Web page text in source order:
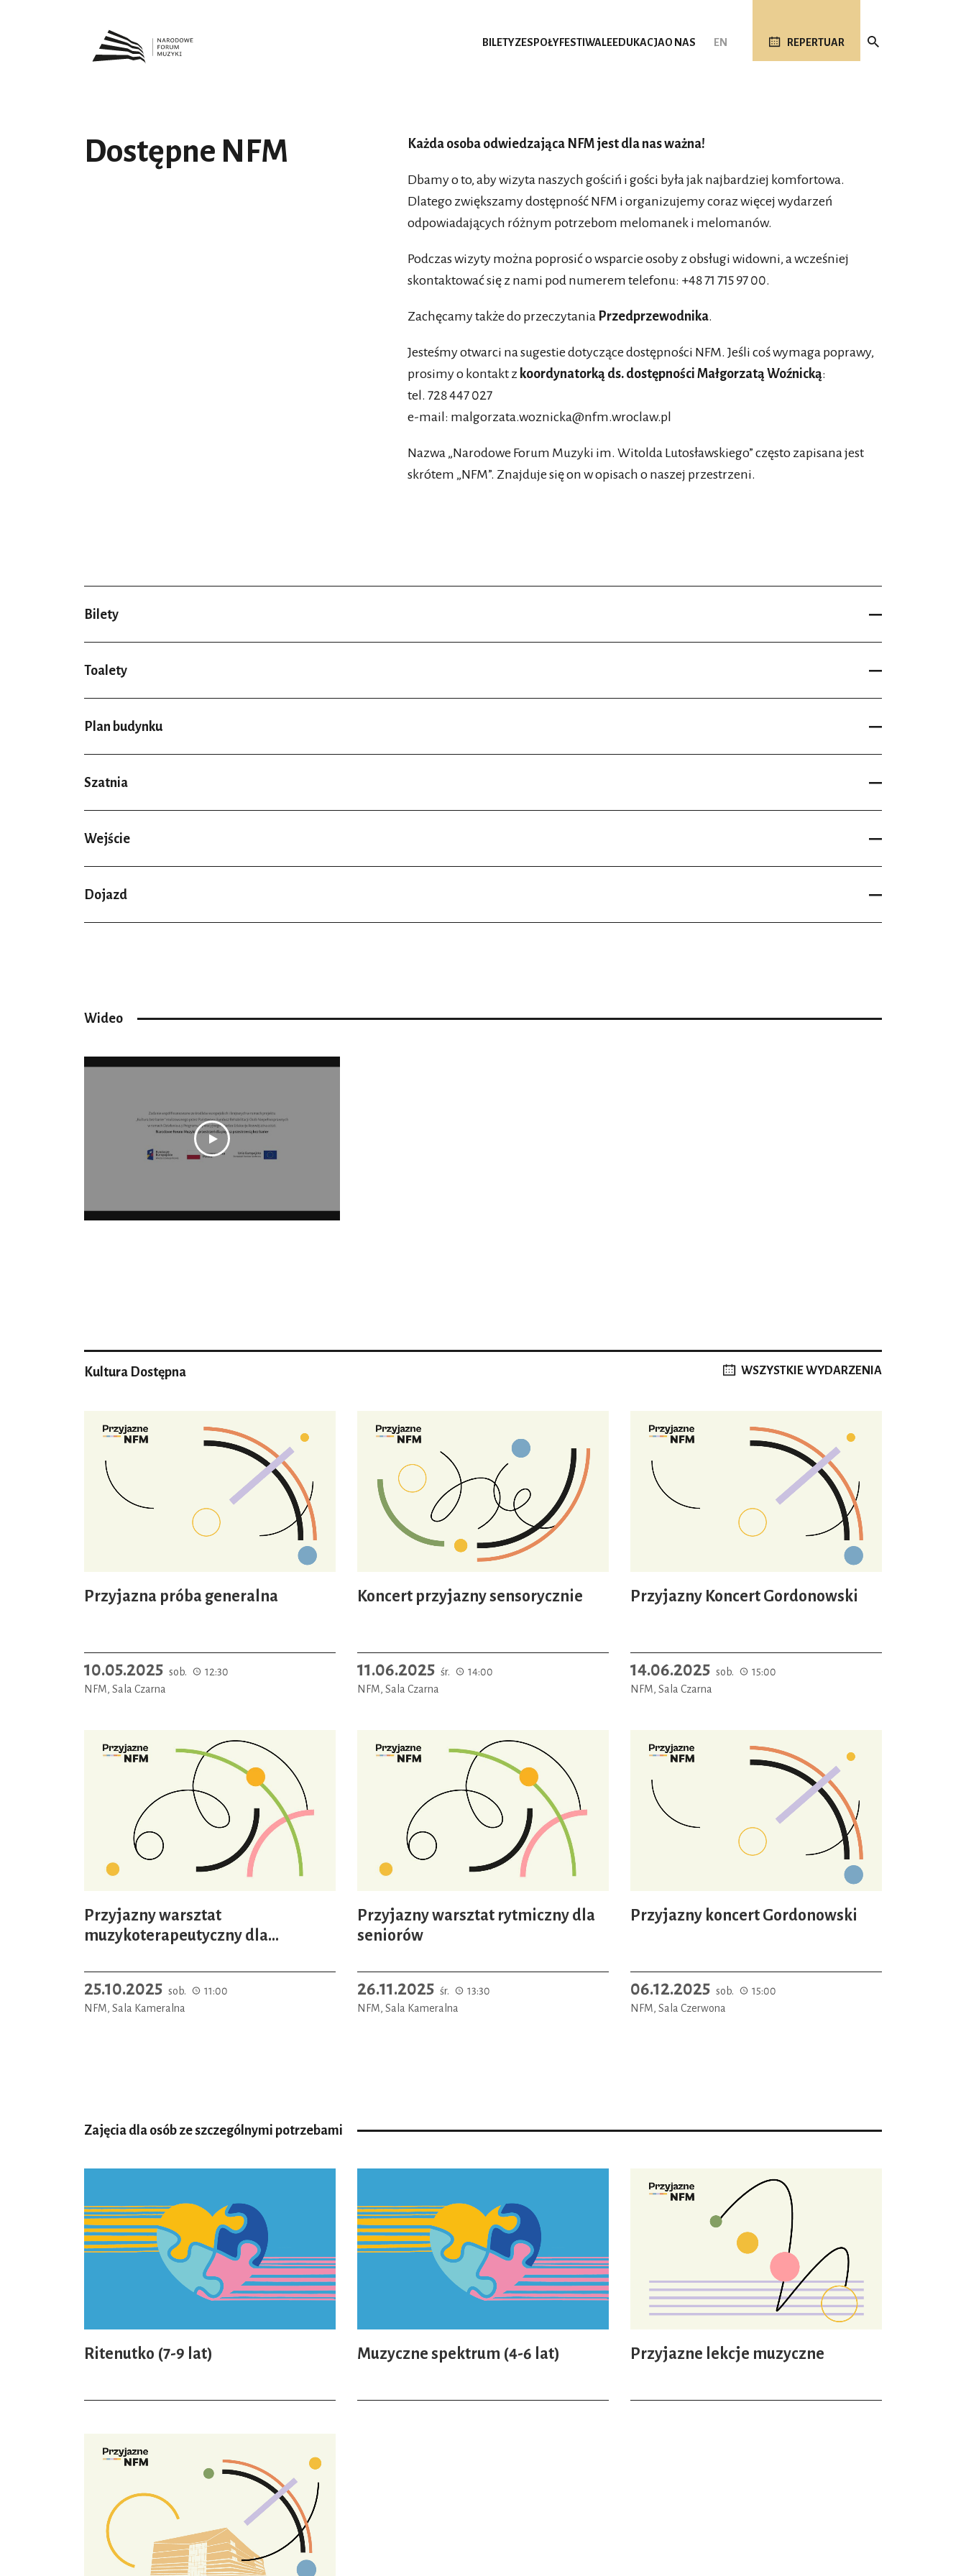
BILETYZESPOŁYFESTIWALEEDUKACJAO NAS EN REPERTUAR
Dostępne NFM Każda osoba odwiedzająca NFM jest dla nas ważna!
Dbamy o to, aby wizyta naszych gościń i gości była jak najbardziej komfortowa.
Dlatego zwiększamy dostępność NFM i organizujemy coraz więcej wydarzeń
odpowiadających różnym potrzebom melomanek i melomanów.
Podczas wizyty można poprosić o wsparcie osoby z obsługi widowni, a wcześniej
skontaktować się z nami pod numerem telefonu: +48 71 715 97 00.
Zachęcamy także do przeczytania Przedprzewodnika.
Jesteśmy otwarci na sugestie dotyczące dostępności NFM. Jeśli coś wymaga poprawy,
prosimy o kontakt z koordynatorką ds. dostępności Małgorzatą Woźnicką:
tel. 728 447 027
e-mail: malgorzata.woznicka@nfm.wroclaw.pl
Nazwa „Narodowe Forum Muzyki im. Witolda Lutosławskiego” często zapisana jest
skrótem „NFM”. Znajduje się on w opisach o naszej przestrzeni.
Bilety
Toalety
Plan budynku
Szatnia
Wejście
Dojazd
Wideo
Kultura Dostępna WSZYSTKIE WYDARZENIA
Przyjazna próba generalna
10.05.2025 sob.
12:30
NFM, Sala Czarna
Koncert przyjazny sensorycznie
11.06.2025 śr.
14:00
NFM, Sala Czarna
Przyjazny Koncert Gordonowski
14.06.2025 sob.
15:00
NFM, Sala Czarna
Przyjazny warsztat
muzykoterapeutyczny dla
25.10.2025 sob.
11:00
NFM, Sala Kameralna
Przyjazny warsztat rytmiczny dla
seniorów
26.11.2025 śr.
13:30
NFM, Sala Kameralna
Przyjazny koncert Gordonowski
06.12.2025 sob.
15:00
NFM, Sala Czerwona
Zajęcia dla osób ze szczególnymi potrzebami
Ritenutko (7-9 lat) Muzyczne spektrum (4-6 lat) Przyjazne lekcje muzyczne